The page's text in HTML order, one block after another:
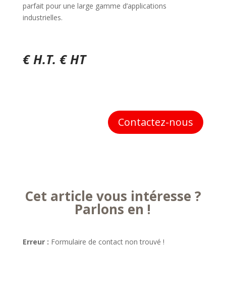
parfait pour une large gamme d’applications
industrielles.
€ H.T. € HT
Contactez-nous
Cet article vous intéresse ?
Parlons en !
Erreur : Formulaire de contact non trouvé !